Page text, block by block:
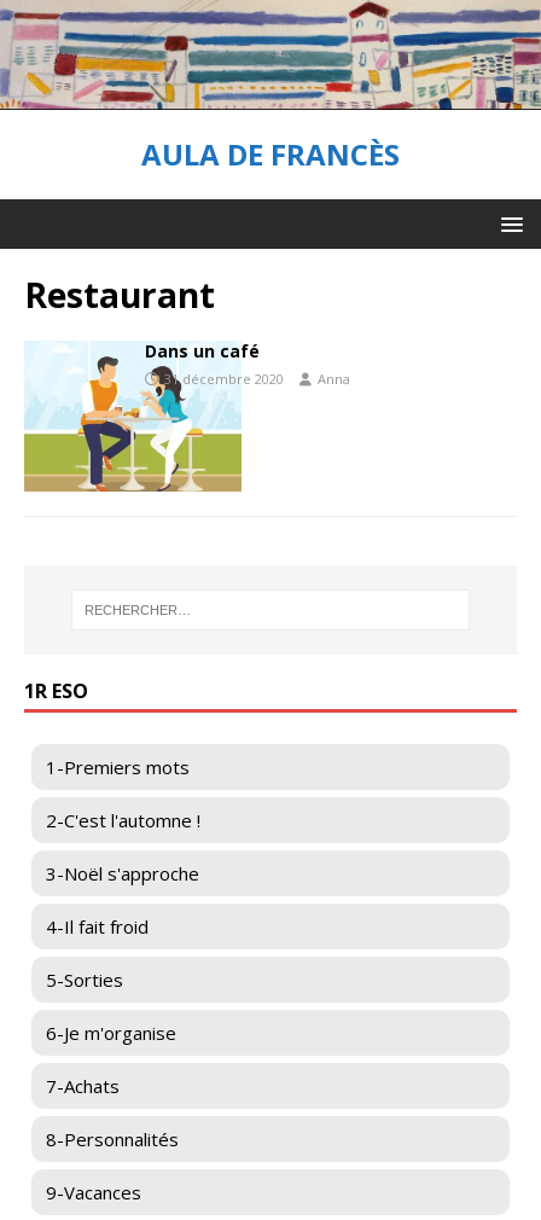
AULA DE FRANCÈS
Restaurant
Dans un café
31 décembre 2020 Anna
1R ESO
1-Premiers mots
2-C'est l'automne !
3-Noël s'approche
4-Il fait froid
5-Sorties
6-Je m'organise
7-Achats
8-Personnalités
9-Vacances